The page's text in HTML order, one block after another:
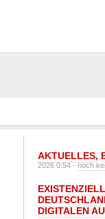
AKTUELLES,
2026 0:54 -noch
DIGITALEN